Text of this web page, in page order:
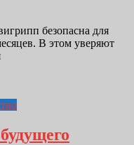
безопасна для
В этом уверяют